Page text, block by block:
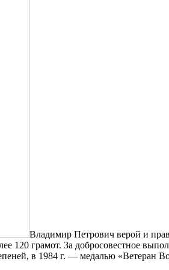
Владимир Петрович верой и
120 грамот. За добросовестное
в 1984 г. — медалью «Ветеран